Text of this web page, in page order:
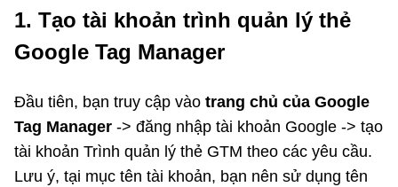
1. Tạo tài khoản trình quản lý thẻ
Google Tag Manager
Đầu tiên, bạn truy cập vào trang chủ của Google
Tag Manager -> đăng nhập tài khoản Google -> tạo
tài khoản Trình quản lý thẻ GTM theo các yêu cầu.
Lưu ý, tại mục tên tài khoản, bạn nên sử dụng tên